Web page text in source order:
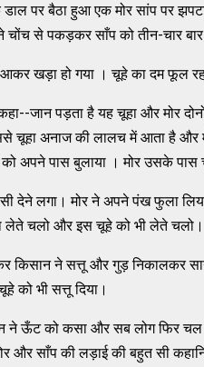
डाल पर बैठा हुआ एक मोर सांप पर
से पकड़कर साँप को तीन-चार
खड़ा हो गया । चूहे का दम फूल
जान पड़ता है यह चूहा और मोर
चूहा अनाज की लालच में आता है और
अपने पास बुलाया । मोर उसके पास
देने लगा। मोर ने अपने पंख फुला
लेते चलो और इस चूहे को भी लेते चलो।
किसान ने सत्तू और गुड़ निकालकर
को भी सत्तू दिया।
ने ऊँट को कसा और सब लोग फिर
और साँप की लड़ाई की बहुत सी